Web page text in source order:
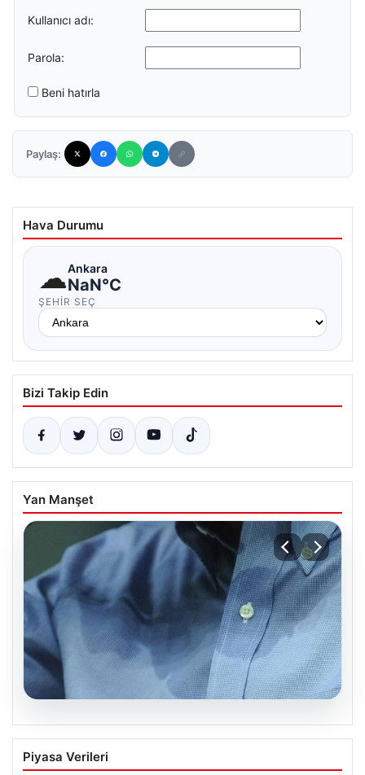
Kullanıcı adı:
Parola:
Beni hatırla
Paylaş:
Hava Durumu
☁Ankara
NaN°C
ŞEHIR SEÇ
Bizi Takip Edin
Yan Manşet
08.08.2026
Yargıtay’dan dikkat çeken karar: Kişisel
hijyene dikkat etmeyen koca tazminat
Piyasa Verileri